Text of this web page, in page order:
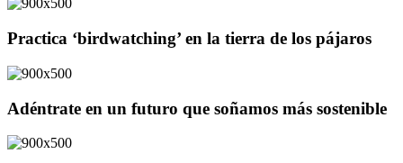
Practica ‘birdwatching’ en la tierra de los pájaros
Adéntrate en un futuro que soñamos más sostenible